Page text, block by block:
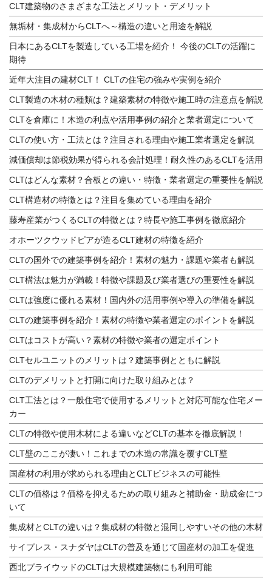
CLT建築物のさまざまな工法とメリット・デメリット
無垢材・集成材からCLTへ～構造の違いと用途を解説
日本にあるCLTを製造している工場を紹介！ 今後のCLTの活躍に
期待
近年大注目の建材CLT！ CLTの住宅の強みや実例を紹介
CLT製造の木材の種類は？建築素材の特徴や施工時の注意点を解説
CLTを倉庫に！木造の利点や活用事例の紹介と業者選定について
CLTの使い方・工法とは？注目される理由や施工業者選定を解説
減価償却は節税効果が得られる会計処理！耐久性のあるCLTを活用
CLTはどんな素材？合板との違い・特徴・業者選定の重要性を解説
CLT構造材の特徴とは？注目を集めている理由を紹介
藤寿産業がつくるCLTの特徴とは？特長や施工事例を徹底紹介
オホーツクウッドピアが造るCLT建材の特徴を紹介
CLTの国外での建築事例を紹介！素材の魅力・課題や業者も解説
CLT構法は魅力が満載！特徴や課題及び業者選びの重要性を解説
CLTは強度に優れる素材！国内外の活用事例や導入の準備を解説
CLTの建築事例を紹介！素材の特徴や業者選定のポイントを解説
CLTはコストが高い？素材の特徴や業者の選定ポイント
CLTセルユニットのメリットは？建築事例とともに解説
CLTのデメリットと打開に向けた取り組みとは？
CLT工法とは？一般住宅で使用するメリットと対応可能な住宅メー
カー
CLTの特徴や使用木材による違いなどCLTの基本を徹底解説！
CLT壁のここが凄い！これまでの木造の常識を覆すCLT壁
国産材の利用が求められる理由とCLTビジネスの可能性
CLTの価格は？価格を抑えるための取り組みと補助金・助成金につ
いて
集成材とCLTの違いは？集成材の特徴と混同しやすいその他の木材
サイプレス・スナダヤはCLTの普及を通じて国産材の加工を促進
西北プライウッドのCLTは大規模建築物にも利用可能